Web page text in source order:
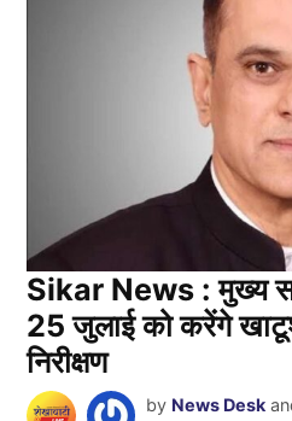
Sikar News : मुख्य
25 जुलाई को करेंगे
निरीक्षण
by News Desk